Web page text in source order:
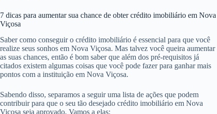
7 dicas para aumentar sua chance de obter crédito imobiliário em Nova
Viçosa
Saber como conseguir o crédito imobiliário é essencial para que você
realize seus sonhos em Nova Viçosa. Mas talvez você queira aumentar
as suas chances, então é bom saber que além dos pré-requisitos já
citados existem algumas coisas que você pode fazer para ganhar mais
pontos com a instituição em Nova Viçosa.
Sabendo disso, separamos a seguir uma lista de ações que podem
contribuir para que o seu tão desejado crédito imobiliário em Nova
Viçosa seja aprovado. Vamos a elas: